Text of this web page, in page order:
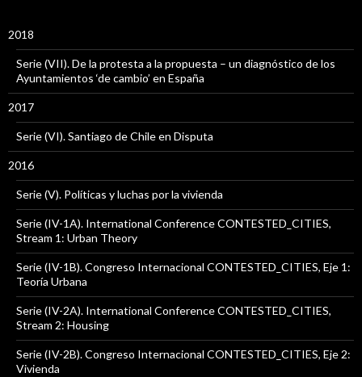
2018
Serie (VII). De la protesta a la propuesta – un diagnóstico de los
Ayuntamientos ‘de cambio’ en España
2017
Serie (VI). Santiago de Chile en Disputa
2016
Serie (V). Políticas y luchas por la vivienda
Serie (IV-1A). International Conference CONTESTED_CITIES,
Stream 1: Urban Theory
Serie (IV-1B). Congreso Internacional CONTESTED_CITIES, Eje 1:
Teoría Urbana
Serie (IV-2A). International Conference CONTESTED_CITIES,
Stream 2: Housing
Serie (IV-2B). Congreso Internacional CONTESTED_CITIES, Eje 2:
Vivienda